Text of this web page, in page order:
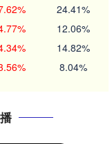
24.41%
12.06%
14.82%
8.04%